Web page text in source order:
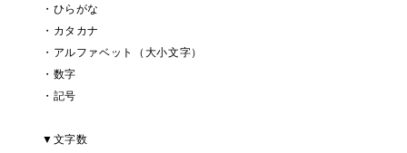
・ひらがな
・カタカナ
・アルファベット（大小文字）
・数字
・記号
▼文字数